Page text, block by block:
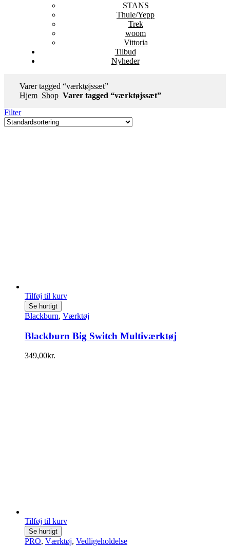
STANS
Thule/Yepp
Trek
woom
Vittoria
Tilbud
Nyheder
Varer tagged “værktøjssæt”
Hjem Shop Varer tagged “værktøjssæt”
Filter
Tilføj til kurv
Se hurtigt
Blackburn, Værktøj
Blackburn Big Switch Multiværktøj
349,00kr.
Tilføj til kurv
Se hurtigt
PRO, Værktøj, Vedligeholdelse